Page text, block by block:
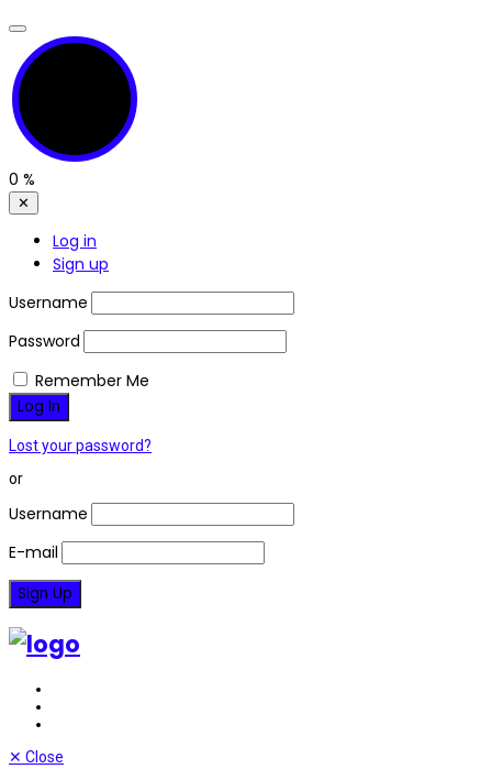
0 %
✕
Log in
Sign up
Username
Password
Remember Me
Lost your password?
or
Username
E-mail
✕ Close